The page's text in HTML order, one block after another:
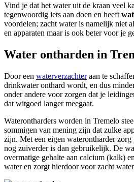
Vind je dat het water uit de kraan veel
tegenwoordig iets aan doen en heeft
voordelen; zacht water is namelijk niet
en apparaten maar is ook beter voor je
Water ontharden in
Door een waterverzachteraan te
drinkwater onthard wordt, en dus
onder andere voor zorgen dat je
dat witgoed langer meegaat.
Waterontharders worden in Tremelo
sommigen van mening zijn dat zulke
zijn. Met een eigen waterontharder
nog zuiverder is dan gebruikelijk. De
overmatige gehalte aan calcium (kalk)
water en zorgt hierdoor voor zacht